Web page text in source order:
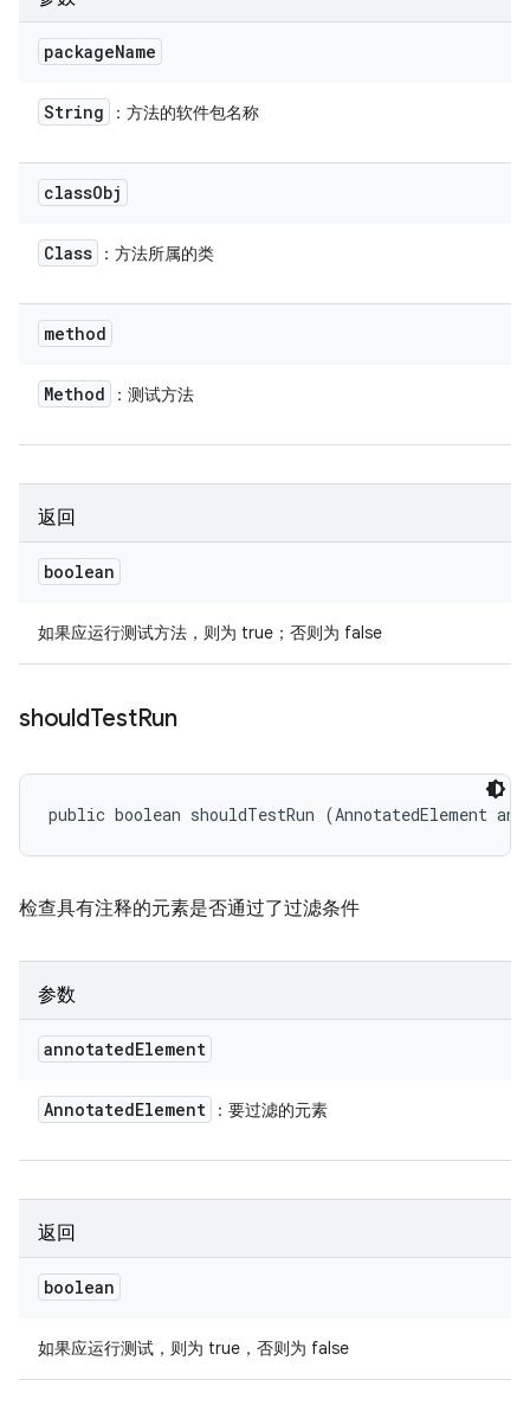
packageName
String ：方法的软件包名称
classObj
Class ：方法所属的类
method
Method ：测试方法
返回
boolean
如果应运行测试方法，则为 true；否则为 false
shouldTestRun
public boolean shouldTestRun (AnnotatedElement
检查具有注释的元素是否通过了过滤条件
参数
annotatedElement
AnnotatedElement ：要过滤的元素
返回
boolean
如果应运行测试，则为 true，否则为 false